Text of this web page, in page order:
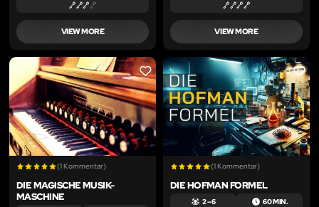
VIEW MORE VIEW MORE
LIKE
(1 Kommentar)
DIE MAGISCHE MUSIK-
MASCHINE
LIKE
(1 Kommentar)
DIE HOFMAN FORMEL
2 – 6 60 MIN.